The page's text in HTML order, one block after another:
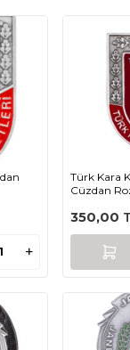
Türk Kara
Cüzdan
350,00